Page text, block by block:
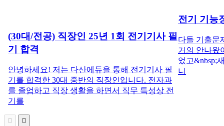
(30대/전공) 직장인 25년 1회 전기기사 필
기 합격
안녕하세요! 저는 다산에듀을 통해 전기기사 필
기를 합격한 30대 중반의 직장인입니다. 전자과
를 졸업하고 직장 생활을 하면서 직무 특성상 전
기를
전기 기능
다들 기출문
거의 안나왔
었고&nbsp;
니